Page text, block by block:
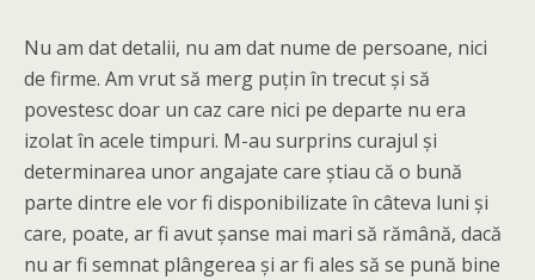
Nu am dat detalii, nu am dat nume de persoane, nici
de firme. Am vrut să merg puțin în trecut și să
povestesc doar un caz care nici pe departe nu era
izolat în acele timpuri. M-au surprins curajul și
determinarea unor angajate care știau că o bună
parte dintre ele vor fi disponibilizate în câteva luni și
care, poate, ar fi avut șanse mai mari să rămână, dacă
nu ar fi semnat plângerea și ar fi ales să se pună bine